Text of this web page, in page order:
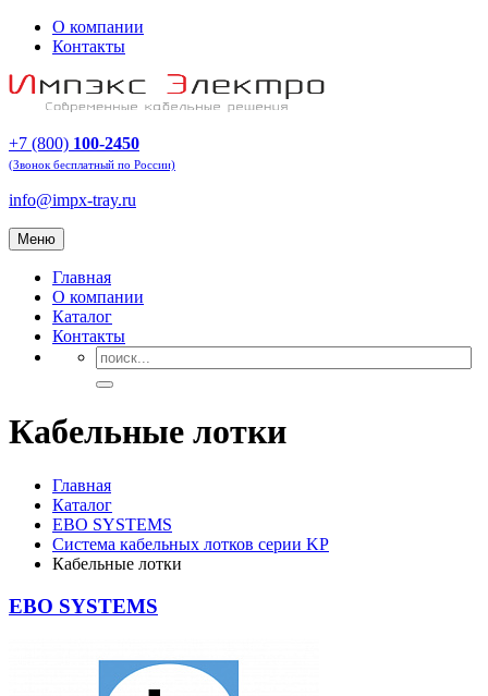
О компании
Контакты
+7 (800) 100-2450
(Звонок бесплатный по России)
info@impx-tray.ru
Меню
Главная
О компании
Каталог
Контакты
Кабельные лотки
Главная
Каталог
EBO SYSTEMS
Система кабельных лотков серии KР
Кабельные лотки
EBO SYSTEMS